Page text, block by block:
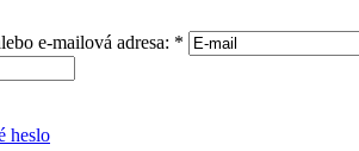
e-mailová adresa: *
heslo